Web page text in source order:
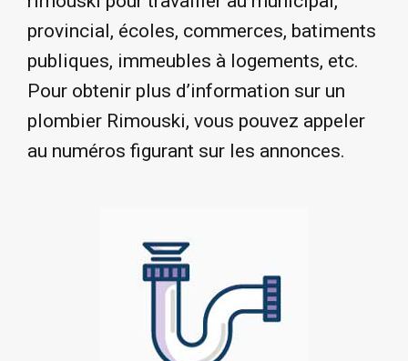
provincial, écoles, commerces, batiments
publiques, immeubles à logements, etc.
Pour obtenir plus d’information sur un
plombier Rimouski, vous pouvez appeler
au numéros figurant sur les annonces.